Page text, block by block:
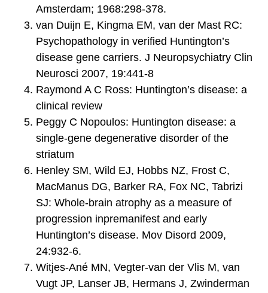
Amsterdam; 1968:298-378.
van Duijn E, Kingma EM, van der Mast RC:
Psychopathology in verified Huntington’s
disease gene carriers. J Neuropsychiatry Clin
Neurosci 2007, 19:441-8
Raymond A C Ross: Huntington’s disease: a
clinical review
Peggy C Nopoulos: Huntington disease: a
single-gene degenerative disorder of the
striatum
Henley SM, Wild EJ, Hobbs NZ, Frost C,
MacManus DG, Barker RA, Fox NC, Tabrizi
SJ: Whole-brain atrophy as a measure of
progression inpremanifest and early
Huntington’s disease. Mov Disord 2009,
24:932-6.
Witjes-Ané MN, Vegter-van der Vlis M, van
Vugt JP, Lanser JB, Hermans J, Zwinderman